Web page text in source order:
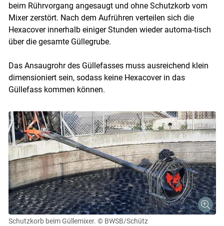
Skip to main content
beim Rührvorgang angesaugt und ohne Schutzkorb vom
Mixer zerstört. Nach dem Aufrühren verteilen sich die
Hexacover innerhalb einiger Stunden wieder automa-tisch
über die gesamte Güllegrube.
Das Ansaugrohr des Güllefasses muss ausreichend klein
dimensioniert sein, sodass keine Hexacover in das
Güllefass kommen können.
Schutzkorb beim Güllemixer. © BWSB/Schütz